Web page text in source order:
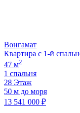
Вонгамат
Квартира с 1-й
47 м2
1 спальня
28 Этаж
50 м до моря
13 541 000 ₽